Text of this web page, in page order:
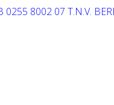
8002 07 T.N.V.